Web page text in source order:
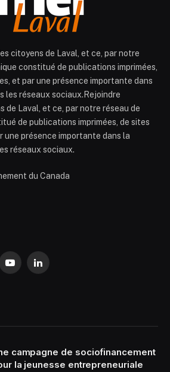
citoyens de Laval, et ce, par notre
constitué de publications imprimées,
et par une présence importante dans
les réseaux sociaux.Rejoindre
de Laval, et ce, par notre réseau de
de publications imprimées, de sites
une présence importante dans la
réseaux sociaux.
du Canada
YouTubeLinkedIn
campagne de sociofinancement
la jeunesse entrepreneuriale